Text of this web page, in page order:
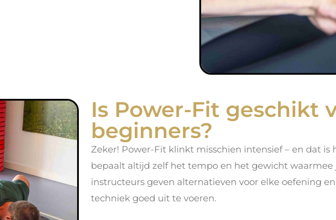
Is Power-Fit geschikt
beginners?
Zeker! Power-Fit klinkt misschien intensief – en dat is
bepaalt altijd zelf het tempo en het gewicht waarmee
instructeurs geven alternatieven voor elke oefening
techniek goed uit te voeren.